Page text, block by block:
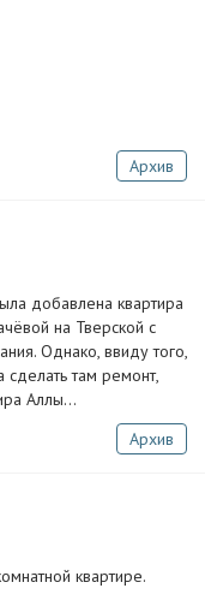
Архив
добавлена квартира
на Тверской с
Однако, ввиду того,
там ремонт,
Аллы...
Архив
квартире.